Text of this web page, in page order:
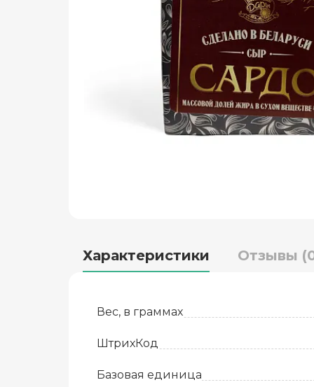
Характеристики Отзывы
Вес, в граммах
ШтрихКод
Базовая единица